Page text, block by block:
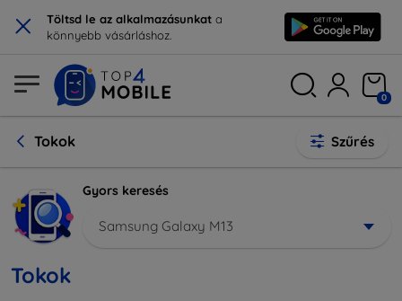
× Töltsd le az alkalmazásunkat a
könnyebb vásárláshoz.
0
Tokok Szűrés
Gyors keresés
Samsung Galaxy M13
Tokok